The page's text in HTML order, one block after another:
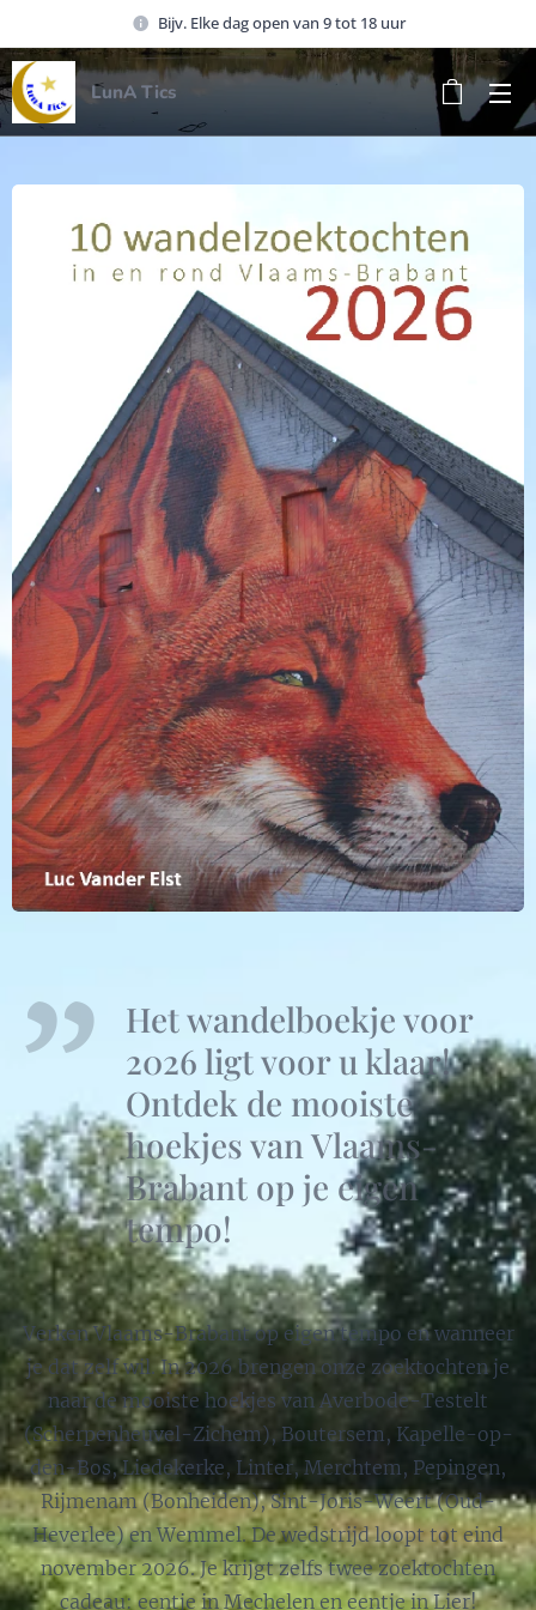
Bijv. Elke dag open van 9 tot 18 uur
LunA Tics
Het wandelboekje voor
2026 ligt voor u klaar!
Ontdek de mooiste
hoekjes van Vlaams-
Brabant op je eigen
tempo!
Verken Vlaams-Brabant op eigen tempo en wanneer
je dat zelf wil. In 2026 brengen onze zoektochten je
naar de mooiste hoekjes van Averbode-Testelt
(Scherpenheuvel-Zichem), Boutersem, Kapelle-op-
den-Bos, Liedekerke, Linter, Merchtem, Pepingen,
Rijmenam (Bonheiden), Sint-Joris-Weert (Oud-
Heverlee) en Wemmel. De wedstrijd loopt tot eind
november 2026. Je krijgt zelfs twee zoektochten
cadeau: eentje in Mechelen en eentje in Lier!